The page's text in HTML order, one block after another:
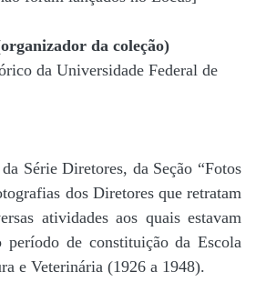
da coleção)
da Universidade Federal de
Série Diretores, da Seção “Fotos
dos Diretores que retratam
atividades aos quais estavam
período de constituição da Escola
e Veterinária (1926 a 1948).